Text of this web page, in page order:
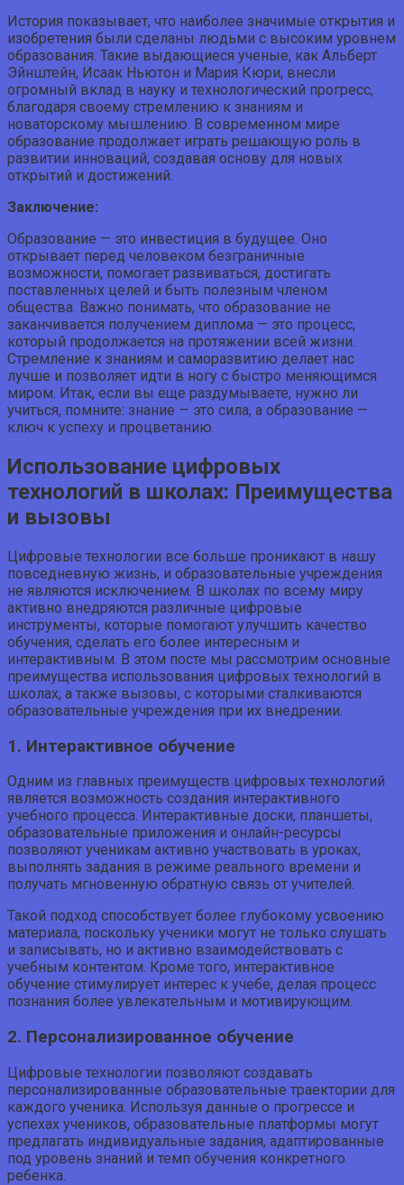
История показывает, что наиболее значимые открытия и
изобретения были сделаны людьми с высоким уровнем
образования. Такие выдающиеся ученые, как Альберт
Эйнштейн, Исаак Ньютон и Мария Кюри, внесли
огромный вклад в науку и технологический прогресс,
благодаря своему стремлению к знаниям и
новаторскому мышлению. В современном мире
образование продолжает играть решающую роль в
развитии инноваций, создавая основу для новых
открытий и достижений.
Заключение:
Образование — это инвестиция в будущее. Оно
открывает перед человеком безграничные
возможности, помогает развиваться, достигать
поставленных целей и быть полезным членом
общества. Важно понимать, что образование не
заканчивается получением диплома — это процесс,
который продолжается на протяжении всей жизни.
Стремление к знаниям и саморазвитию делает нас
лучше и позволяет идти в ногу с быстро меняющимся
миром. Итак, если вы еще раздумываете, нужно ли
учиться, помните: знание — это сила, а образование —
ключ к успеху и процветанию.
Использование цифровых
технологий в школах: Преимущества
и вызовы
Цифровые технологии все больше проникают в нашу
повседневную жизнь, и образовательные учреждения
не являются исключением. В школах по всему миру
активно внедряются различные цифровые
инструменты, которые помогают улучшить качество
обучения, сделать его более интересным и
интерактивным. В этом посте мы рассмотрим основные
преимущества использования цифровых технологий в
школах, а также вызовы, с которыми сталкиваются
образовательные учреждения при их внедрении.
1. Интерактивное обучение
Одним из главных преимуществ цифровых технологий
является возможность создания интерактивного
учебного процесса. Интерактивные доски, планшеты,
образовательные приложения и онлайн-ресурсы
позволяют ученикам активно участвовать в уроках,
выполнять задания в режиме реального времени и
получать мгновенную обратную связь от учителей.
Такой подход способствует более глубокому усвоению
материала, поскольку ученики могут не только слушать
и записывать, но и активно взаимодействовать с
учебным контентом. Кроме того, интерактивное
обучение стимулирует интерес к учебе, делая процесс
познания более увлекательным и мотивирующим.
2. Персонализированное обучение
Цифровые технологии позволяют создавать
персонализированные образовательные траектории для
каждого ученика. Используя данные о прогрессе и
успехах учеников, образовательные платформы могут
предлагать индивидуальные задания, адаптированные
под уровень знаний и темп обучения конкретного
ребенка.